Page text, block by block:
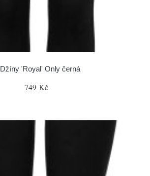
Džíny 'Royal' Only černá
749 Kč